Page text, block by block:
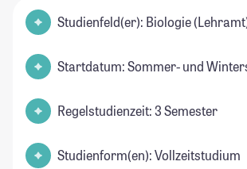
Studienfeld(er): Biologie
Startdatum: Sommer- und
Regelstudienzeit: 3 Semester
Studienform(en): Vollzeitstudium